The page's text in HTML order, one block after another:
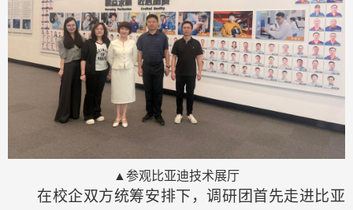
▲参观比亚迪技术展厅
在校企双方统筹安排下，调研团首先走进比亚